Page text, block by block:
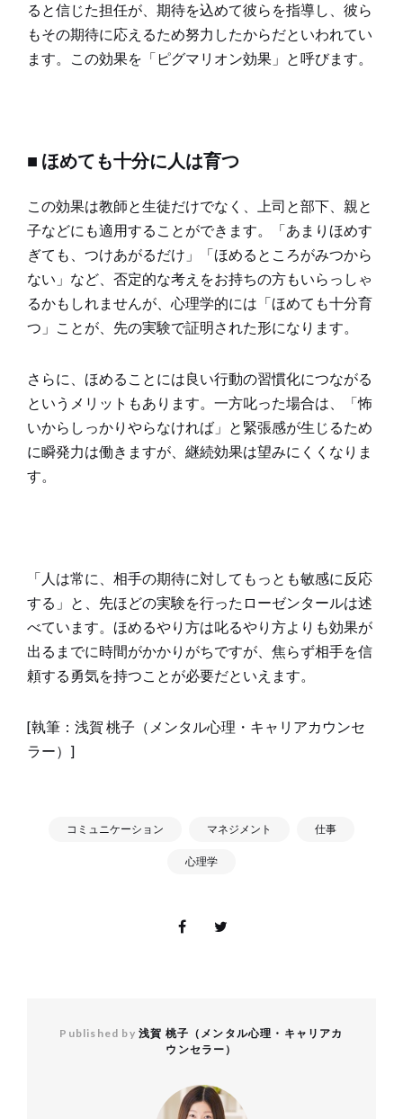
ると信じた担任が、期待を込めて彼らを指導し、彼ら
もその期待に応えるため努力したからだといわれてい
ます。この効果を「ピグマリオン効果」と呼びます。
■ ほめても十分に人は育つ
この効果は教師と生徒だけでなく、上司と部下、親と
子などにも適用することができます。「あまりほめす
ぎても、つけあがるだけ」「ほめるところがみつから
ない」など、否定的な考えをお持ちの方もいらっしゃ
るかもしれませんが、心理学的には「ほめても十分育
つ」ことが、先の実験で証明された形になります。
さらに、ほめることには良い行動の習慣化につながる
というメリットもあります。一方叱った場合は、「怖
いからしっかりやらなければ」と緊張感が生じるため
に瞬発力は働きますが、継続効果は望みにくくなりま
す。
「人は常に、相手の期待に対してもっとも敏感に反応
する」と、先ほどの実験を行ったローゼンタールは述
べています。ほめるやり方は叱るやり方よりも効果が
出るまでに時間がかかりがちですが、焦らず相手を信
頼する勇気を持つことが必要だといえます。
[執筆：浅賀 桃子（メンタル心理・キャリアカウンセ
ラー）]
コミュニケーション マネジメント 仕事
心理学
Published by 浅賀 桃子（メンタル心理・キャリアカ
ウンセラー）